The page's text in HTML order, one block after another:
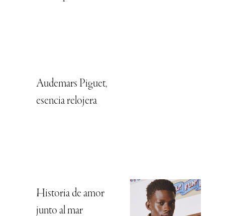
Audemars Piguet,
esencia relojera
Historia de amor
junto al mar